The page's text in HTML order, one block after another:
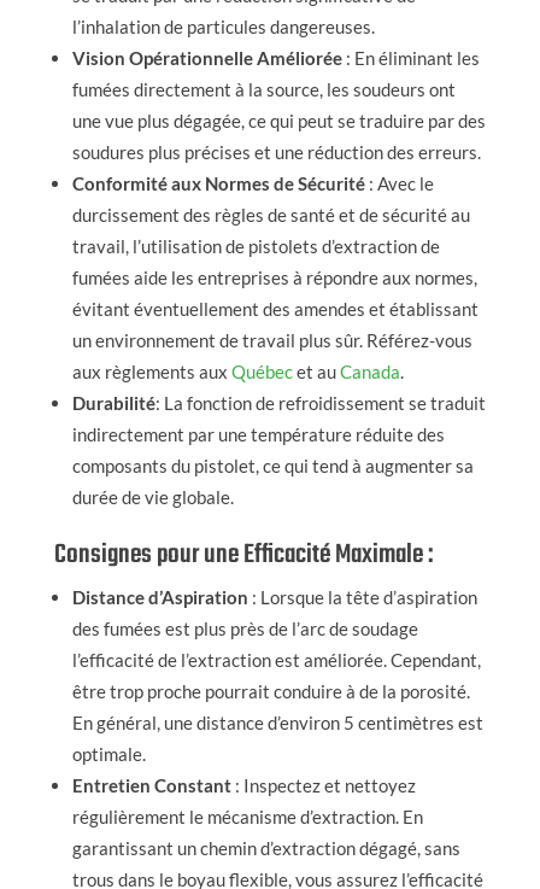
l’inhalation de particules dangereuses.
Vision Opérationnelle Améliorée: En éliminant les
fumées directement à la source, les soudeurs ont
une vue plus dégagée, ce qui peut se traduire par des
soudures plus précises et une réduction des erreurs.
Conformité aux Normes de Sécurité: Avec le
durcissement des règles de santé et de sécurité au
travail, l’utilisation de pistolets d’extraction de
fumées aide les entreprises à répondre aux normes,
évitant éventuellement des amendes et établissant
un environnement de travail plus sûr. Référez-vous
aux règlements aux Québecet auCanada
Durabilité: La fonction de refroidissement se traduit
indirectement par une température réduite des
composants du pistolet, ce qui tend à augmenter sa
durée de vie globale.
Consignes pour une Efficacité Maximale :
Distance d’Aspiration : Lorsque la tête d’aspiration
des fumées est plus près de l’arc de soudage
l’efficacité de l’extraction est améliorée. Cependant,
être trop proche pourrait conduire à de la porosité.
En général, une distance d’environ 5 centimètres est
optimale.
Entretien Constant: Inspectez et nettoyez
régulièrement le mécanisme d’extraction. En
garantissant un chemin d’extraction dégagé, sans
trous dans le boyau flexible, vous assurez l’efficacité